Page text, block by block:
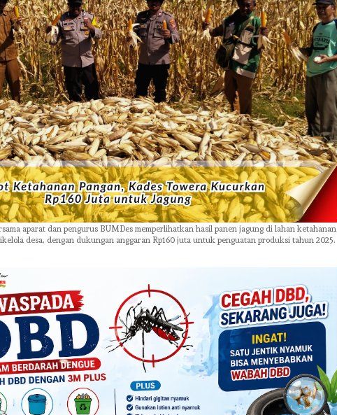
aparat dan pengurus BUMDes memperlihatkan hasil panen jagung di lahan ketahanan
desa, dengan dukungan anggaran Rp160 juta untuk penguatan produksi tahun 2025.